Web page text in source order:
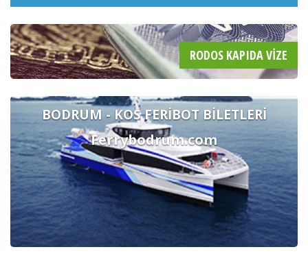
RODOS KAPIDA VIZE
BODRUM - KOS FERİBOT BİLETLERİ
Ferrybodrum.com